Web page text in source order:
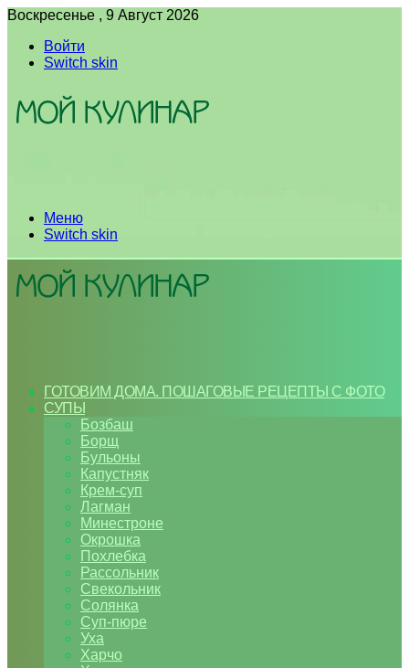
Воскресенье , 9 Август 2026
Войти
Switch skin
Меню
Switch skin
ГОТОВИМ ДОМА. ПОШАГОВЫЕ РЕЦЕПТЫ С ФОТО
СУПЫ
Бозбаш
Борщ
Бульоны
Капустняк
Крем-суп
Лагман
Минестроне
Окрошка
Похлебка
Рассольник
Свекольник
Солянка
Суп-пюре
Уха
Харчо